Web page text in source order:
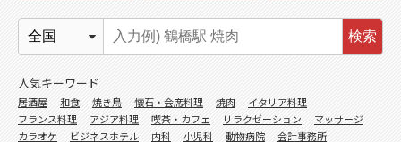
検索
人気キーワード
居酒屋 和食 焼き鳥 懐石・会席料理 焼肉
イタリア料理
フランス料理
アジア料理 喫茶・カフェ リラクゼーション
マッサージ
カラオケ
ビジネスホテル 内科 小児科 動物病院
会計事務所